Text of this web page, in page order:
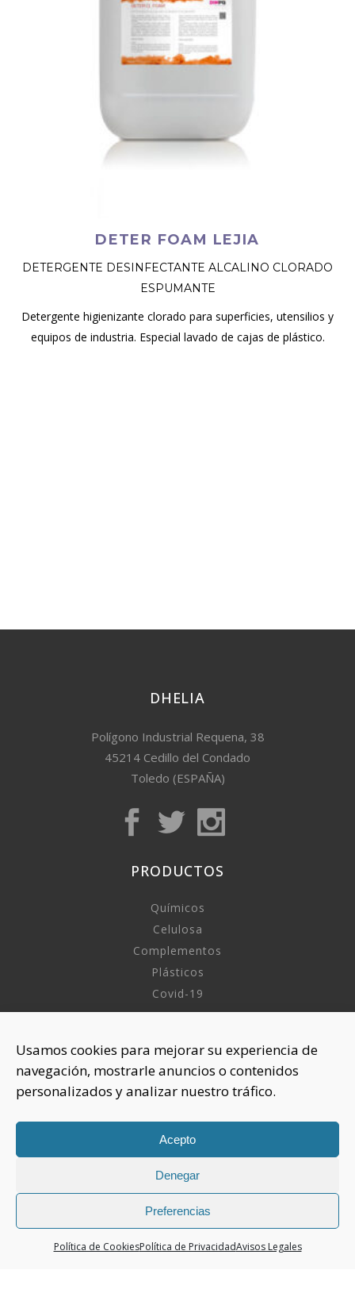
Usamos cookies para mejorar su experiencia de
navegación, mostrarle anuncios o contenidos
personalizados y analizar nuestro tráfico.
Acepto
Denegar
Preferencias
Política de CookiesPolítica de PrivacidadAvisos Legales
DETER FOAM LEJIA
DETERGENTE DESINFECTANTE ALCALINO CLORADO
ESPUMANTE
Detergente higienizante clorado para superficies, utensilios y
equipos de industria. Especial lavado de cajas de plástico.
DHELIA
Polígono Industrial Requena, 38
45214 Cedillo del Condado
Toledo (ESPAÑA)
PRODUCTOS
Químicos
Celulosa
Complementos
Plásticos
Covid-19
Sobre nosotros
Aviso Legal
Política de Privacidad
Política Cookies
CONTACTAR
925 508 922
dhelia@dhelia.es